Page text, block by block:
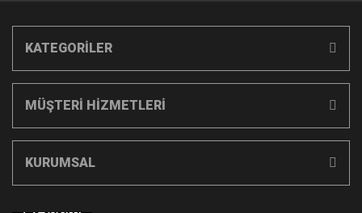
KATEGORİLER
MÜŞTERİ HİZMETLERİ
KURUMSAL